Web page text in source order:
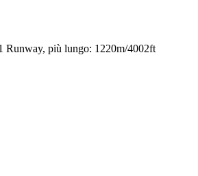
Runway, più lungo: 1220m/4002ft